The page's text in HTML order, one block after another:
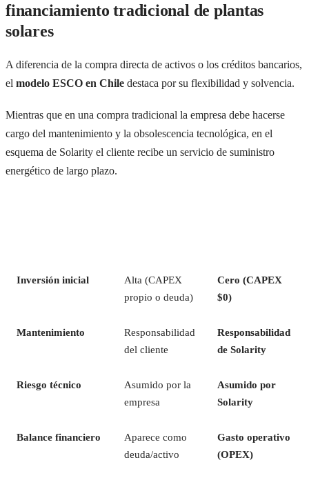
financiamiento tradicional de plantas
solares
A diferencia de la compra directa de activos o los créditos bancarios,
el modelo ESCO en Chile destaca por su flexibilidad y solvencia.
Mientras que en una compra tradicional la empresa debe hacerse
cargo del mantenimiento y la obsolescencia tecnológica, en el
esquema de Solarity el cliente recibe un servicio de suministro
energético de largo plazo.
Inversión inicial
Alta (CAPEX
propio o deuda)
Cero (CAPEX
$0)
Mantenimiento
Responsabilidad
del cliente
Responsabilidad
de Solarity
Riesgo técnico
Asumido por la
empresa
Asumido por
Solarity
Balance financiero
Aparece como
deuda/activo
Gasto operativo
(OPEX)